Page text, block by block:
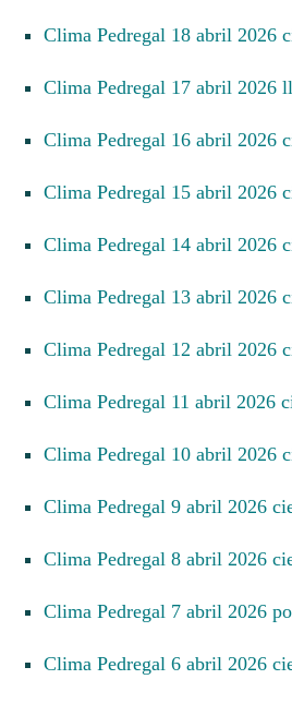
Clima Pedregal 18 abril 2026
Clima Pedregal 17 abril 2026
Clima Pedregal 16 abril 2026
Clima Pedregal 15 abril 2026
Clima Pedregal 14 abril 2026
Clima Pedregal 13 abril 2026
Clima Pedregal 12 abril 2026
Clima Pedregal 11 abril 2026
Clima Pedregal 10 abril 2026
Clima Pedregal 9 abril 2026
Clima Pedregal 8 abril 2026
Clima Pedregal 7 abril 2026
Clima Pedregal 6 abril 2026